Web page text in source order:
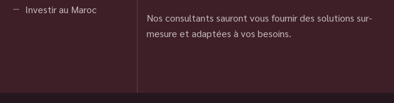
Investir au Maroc
Nos consultants sauront vous fournir des solutions sur-
mesure et adaptées à vos besoins.